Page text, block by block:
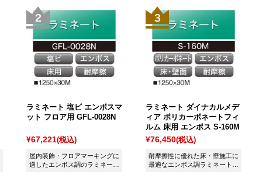
ラミネート 塩ビ エンボスマ
ット フロア用 GFL-0028N
¥67,221(税込)
屋内装飾・フロアマーキングに
適したエンボス調のラミネート
ラミネート ダイナカルメデ
ィア ポリカーボネートフィ
ルム 床用 エンボス S-160M
¥76,450(税込)
耐摩擦性に優れた床・壁施工に
最適なエンボス調ラミネートで